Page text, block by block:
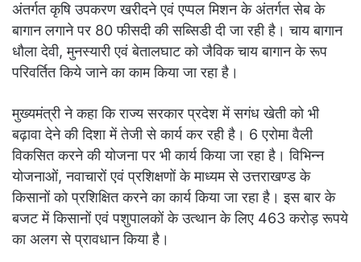
अंतर्गत कृषि उपकरण खरीदने एवं एप्पल मिशन के अंतर्गत सेब के
बागान लगाने पर 80 फीसदी की सब्सिडी दी जा रही है। चाय बागान
धौला देवी, मुनस्यारी एवं बेतालघाट को जैविक चाय बागान के रूप
परिवर्तित किये जाने का काम किया जा रहा है।
मुख्यमंत्री ने कहा कि राज्य सरकार प्रदेश में सगंध खेती को भी
बढ़ावा देने की दिशा में तेजी से कार्य कर रही है। 6 एरोमा वैली
विकसित करने की योजना पर भी कार्य किया जा रहा है। विभिन्न
योजनाओं, नवाचारों एवं प्रशिक्षणों के माध्यम से उत्तराखण्ड के
किसानों को प्रशिक्षित करने का कार्य किया जा रहा है। इस बार के
बजट में किसानों एवं पशुपालकों के उत्थान के लिए 463 करोड़ रूपये
का अलग से प्रावधान किया है।